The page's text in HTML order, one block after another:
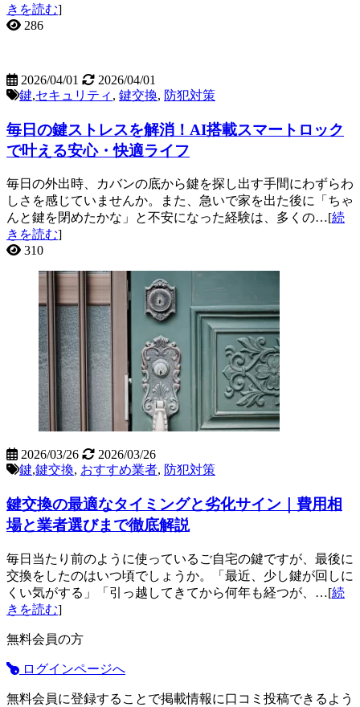
きを読む]
286
2026/04/01
2026/04/01
鍵,セキュリティ , 鍵交換, 防犯対策
毎日の鍵ストレスを解消！AI搭載スマートロック
で叶える安心・快適ライフ
毎日の外出時、カバンの底から鍵を探し出す手間にわずらわ
しさを感じていませんか。また、急いで家を出た後に「ちゃ
んと鍵を閉めたかな」と不安になった経験は、多くの…[続
きを読む]
310
2026/03/26
2026/03/26
鍵,鍵交換, おすすめ業者, 防犯対策
鍵交換の最適なタイミングと劣化サイン｜費用相
場と業者選びまで徹底解説
毎日当たり前のように使っているご自宅の鍵ですが、最後に
交換をしたのはいつ頃でしょうか。「最近、少し鍵が回しに
くい気がする」「引っ越してきてから何年も経つが、…[続
きを読む]
無料会員の方
ログインページへ
無料会員に登録することで掲載情報に口コミ投稿できるよう